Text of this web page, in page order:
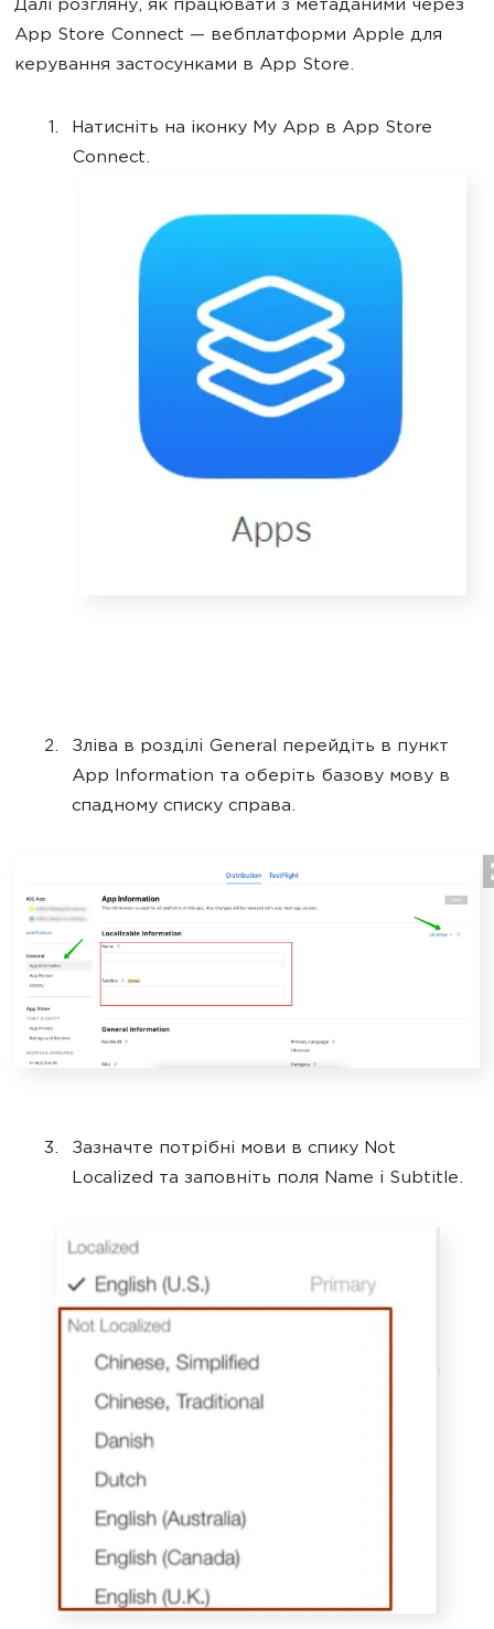
Далі розгляну, як працювати з метаданими через
App Store Connect — вебплатформи Apple для
керування застосунками в App Store.
Натисніть на іконку My App в App Store
Connect.
Зліва в розділі General перейдіть в пункт
App Information та оберіть базову мову в
спадному списку справа.
Зазначте потрібні мови в спику Not
Localized та заповніть поля Name і Subtitle.